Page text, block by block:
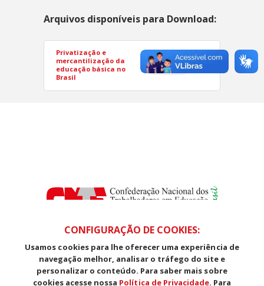
Arquivos disponíveis para Download:
Privatização e
mercantilização da
educação básica no
Brasil
PDF
SDS, Edifício Venâncio III, Salas 101/106
CEP: 70393-902 - Brasília - DF
Telefone (61) 3225-1003 - E-mail cnte@cnte.org.br
CONFIGURAÇÃO DE COOKIES:
Usamos cookies para lhe oferecer uma experiência de
navegação melhor, analisar o tráfego do site e
personalizar o conteúdo. Para saber mais sobre
cookies acesse nossa Política de Privacidade. Para